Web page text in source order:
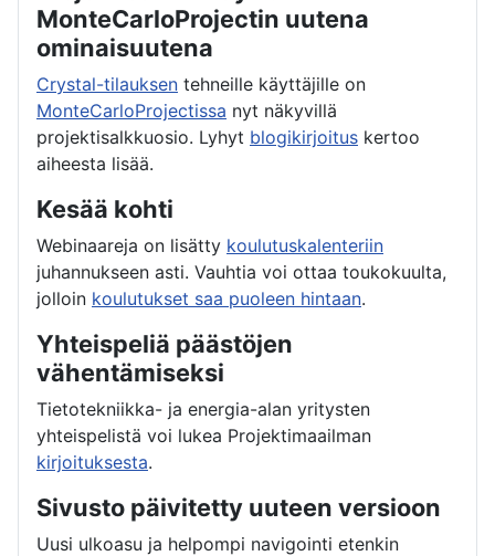
MonteCarloProjectin uutena
ominaisuutena
Crystal-tilauksen tehneille käyttäjille on
MonteCarloProjectissa nyt näkyvillä
projektisalkkuosio. Lyhyt blogikirjoitus kertoo
aiheesta lisää.
Kesää kohti
Webinaareja on lisätty koulutuskalenteriin
juhannukseen asti. Vauhtia voi ottaa toukokuulta,
jolloin koulutukset saa puoleen hintaan.
Yhteispeliä päästöjen
vähentämiseksi
Tietotekniikka- ja energia-alan yritysten
yhteispelistä voi lukea Projektimaailman
kirjoituksesta.
Sivusto päivitetty uuteen versioon
Uusi ulkoasu ja helpompi navigointi etenkin